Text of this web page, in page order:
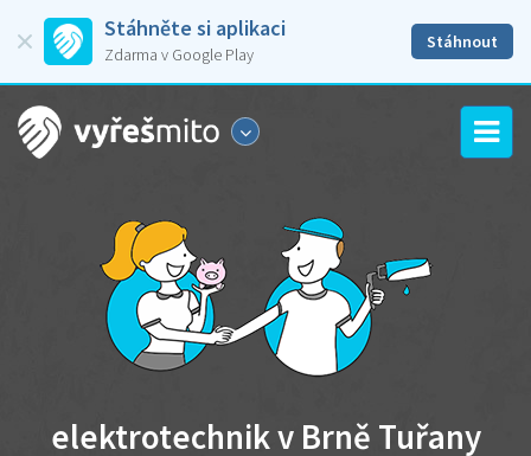
Stáhněte si aplikaci
Zdarma v Google Play
Stáhnout
elektrotechnik v Brně Tuřany